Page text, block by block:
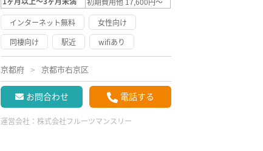
インターネット無料
女性向け
同棲向け
駅近 wifiあり
京都府 京都市右京区
お問合わせ 電話する
運営会社：株式会社フルーツマンスリー